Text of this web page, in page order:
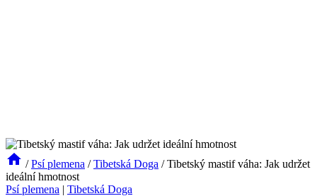
/ Psí plemena / Tibetská Doga / Tibetský mastif váha: Jak udržet
ideální hmotnost
Psí plemena | Tibetská Doga